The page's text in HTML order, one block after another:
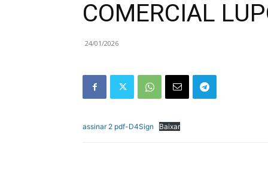
COMERCIAL
24/01/2026
assinar 2 pdf-D4Sign Baixar